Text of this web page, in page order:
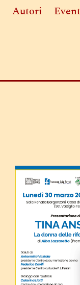
Autori